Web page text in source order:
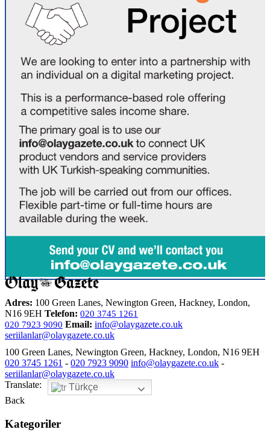
Adres: 100 Green Lanes, Newington Green, Hackney, London,
N16 9EH Telefon: 020 3745 1261
020 7923 9090 Email: info@olaygazete.co.uk
seriilanlar@olaygazete.co.uk
100 Green Lanes, Newington Green, Hackney, London, N16 9EH
020 3745 1261 - 020 7923 9090 info@olaygazete.co.uk -
seriilanlar@olaygazete.co.uk
Translate:
Türkçe
Back
Kategoriler